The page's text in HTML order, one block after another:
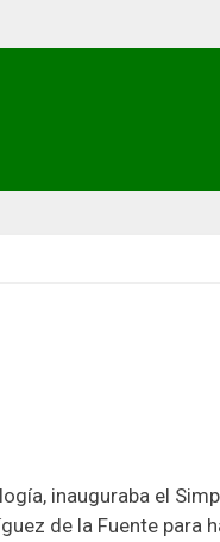
inauguraba el
de la Fuente para